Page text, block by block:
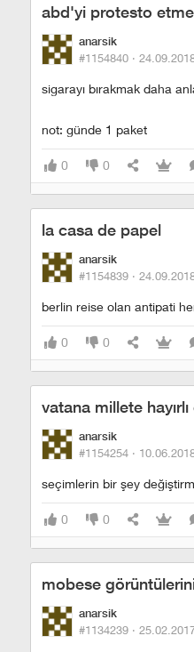
abd'yi protesto
anarsik
#1154840 ·
sigarayı bırakmak daha
not: günde 1 paket
0 0
la casa de papel
anarsik
#1154839 ·
berlin reise olan antipati
0 0
vatana millete
anarsik
#1154254 ·
seçimlerin bir şey
0 0
mobese
anarsik
#1134239 ·